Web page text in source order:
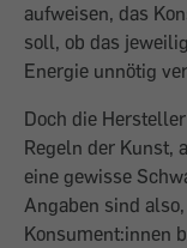
aufweisen, das
soll, ob das
Energie unnötig
Doch die
Regeln der Kunst,
eine gewisse
Angaben sind
Konsument:innen